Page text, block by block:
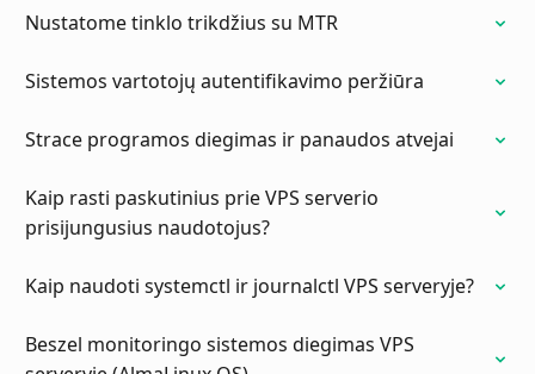
Nustatome tinklo trikdžius su MTR
Sistemos vartotojų autentifikavimo peržiūra
Strace programos diegimas ir panaudos atvejai
Kaip rasti paskutinius prie VPS serverio
prisijungusius naudotojus?
Kaip naudoti systemctl ir journalctl VPS serveryje?
Beszel monitoringo sistemos diegimas VPS